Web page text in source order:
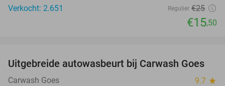
Verkocht: 2.651
Regulier €25
€15,50
36%
Uitgebreide autowasbeurt bij Carwash Goes
Carwash Goes 9.7 star